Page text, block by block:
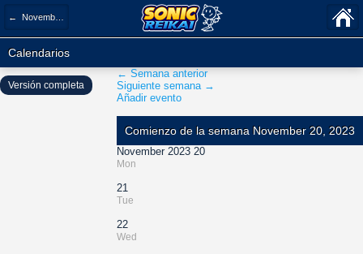
← November 2023
Calendarios
← Semana anterior
Siguiente semana →
Añadir evento
Comienzo de la semana November 20, 2023
November 2023 20
Mon
21
Tue
22
Wed
Versión completa